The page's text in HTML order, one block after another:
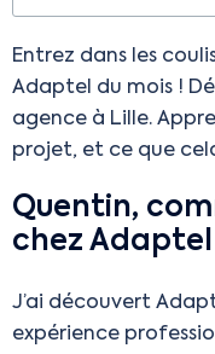
Entrez dans les
Adaptel du mois !
agence à Lille.
projet, et ce que
Quentin,
chez Adaptel
J’ai découvert
expérience